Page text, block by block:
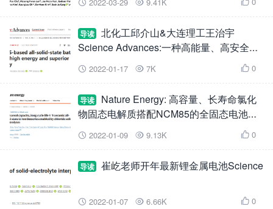
  
导读
北化工邱介山&大连理工王治宇
Science Advances:一种高能量、高安全性
的Li2S基全固态电池
 2022-01-17  7K  0
导读
Nature Energy: 高容量、长寿命氯化
物固态电解质搭配NCM85的全固态电池耐
4.8V高压
 2022-01-09  9.13K  0
导读 崔屹老师开年最新锂金属电池Science
 2022-01-07  6.66K  0